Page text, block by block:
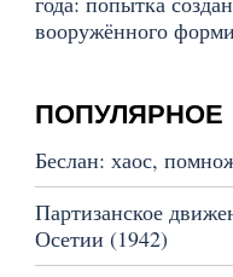
вооружённого
ПОПУЛЯРНОЕ
Беслан: хаос,
Партизанское
Осетии (1942)